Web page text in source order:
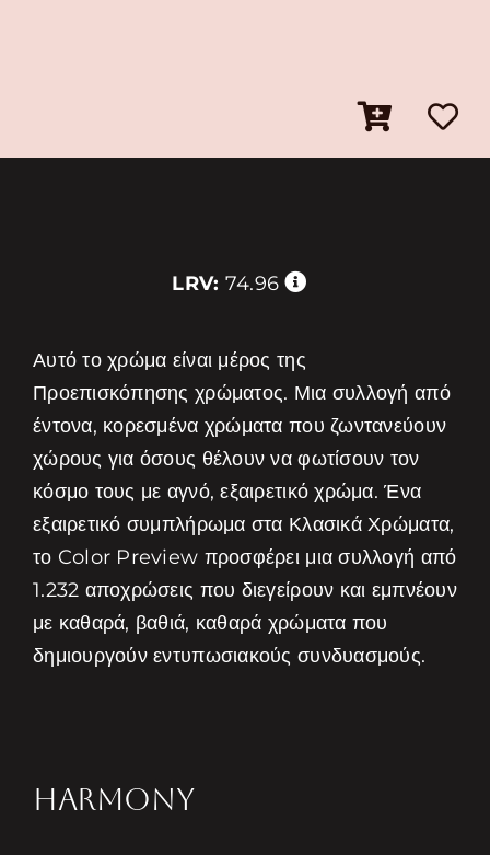
LRV: 74.96
Αυτό το χρώμα είναι μέρος της
Προεπισκόπησης χρώματος. Μια συλλογή από
έντονα, κορεσμένα χρώματα που ζωντανεύουν
χώρους για όσους θέλουν να φωτίσουν τον
κόσμο τους με αγνό, εξαιρετικό χρώμα. Ένα
εξαιρετικό συμπλήρωμα στα Κλασικά Χρώματα,
το Color Preview προσφέρει μια συλλογή από
1.232 αποχρώσεις που διεγείρουν και εμπνέουν
με καθαρά, βαθιά, καθαρά χρώματα που
δημιουργούν εντυπωσιακούς συνδυασμούς.
HARMONY